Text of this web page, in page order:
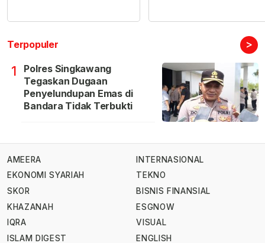
Terpopuler >
1
Polres Singkawang
Tegaskan Dugaan
Penyelundupan Emas di
Bandara Tidak Terbukti
AMEERA
EKONOMI SYARIAH
SKOR
KHAZANAH
IQRA
ISLAM DIGEST
INTERNASIONAL
TEKNO
BISNIS FINANSIAL
ESGNOW
VISUAL
ENGLISH